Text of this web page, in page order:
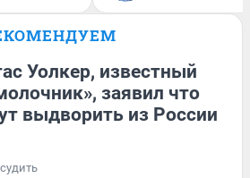
Уолкер, известный
заявил что
выдворить из России